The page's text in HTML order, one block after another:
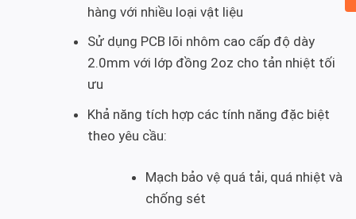
hàng với nhiều loại vật liệu
Sử dụng PCB lõi nhôm cao cấp độ dày
2.0mm với lớp đồng 2oz cho tản nhiệt tối
ưu
Khả năng tích hợp các tính năng đặc biệt
theo yêu cầu:
Mạch bảo vệ quá tải, quá nhiệt và
chống sét